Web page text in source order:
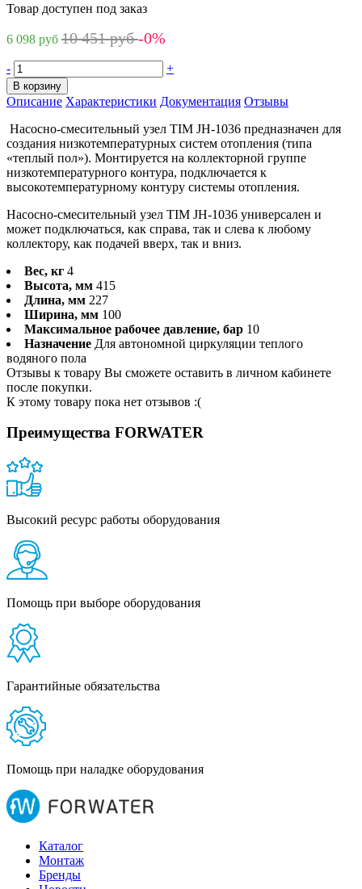
Товар доступен под заказ
6 098 руб 10 451 руб-0%
- +
В корзину
Описание Характеристики Документация Отзывы
Насосно-смесительный узел TIM JH-1036 предназначен для
создания низкотемпературных систем отопления (типа
«теплый пол»). Монтируется на коллекторной группе
низкотемпературного контура, подключается к
высокотемпературному контуру системы отопления.
Насосно-смесительный узел TIM JH-1036 универсален и
может подключаться, как справа, так и слева к любому
коллектору, как подачей вверх, так и вниз.
Вес, кг 4
Высота, мм 415
Длина, мм 227
Ширина, мм 100
Максимальное рабочее давление, бар 10
Назначение Для автономной циркуляции теплого
водяного пола
Отзывы к товару Вы сможете оставить в личном кабинете
после покупки.
К этому товару пока нет отзывов :(
Преимущества FORWATER
Высокий ресурс работы оборудования
Помощь при выборе оборудования
Гарантийные обязательства
Помощь при наладке оборудования
Каталог
Монтаж
Бренды